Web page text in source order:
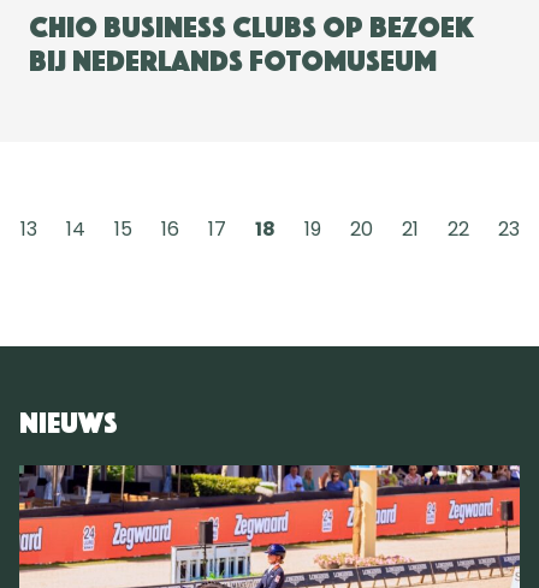
CHIO Business Clubs op bezoek
bij Nederlands Fotomuseum
13 14 15 16 17 18 19 20 21 22 23
Nieuws